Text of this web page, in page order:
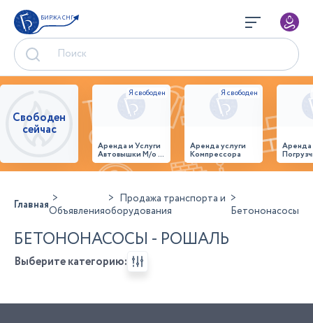
БИРЖА СНГ
Свободен
сейчас
Аренда и Услуги
Автовышки М/о г.
Домодедово
26,28,32 место
Аренда услуги
Компрессора
ГлавнаяОбъявления
Продажа транспорта и
оборудования
Бетононасосы
БЕТОНОНАСОСЫ - РОШАЛЬ
Выберите категорию: